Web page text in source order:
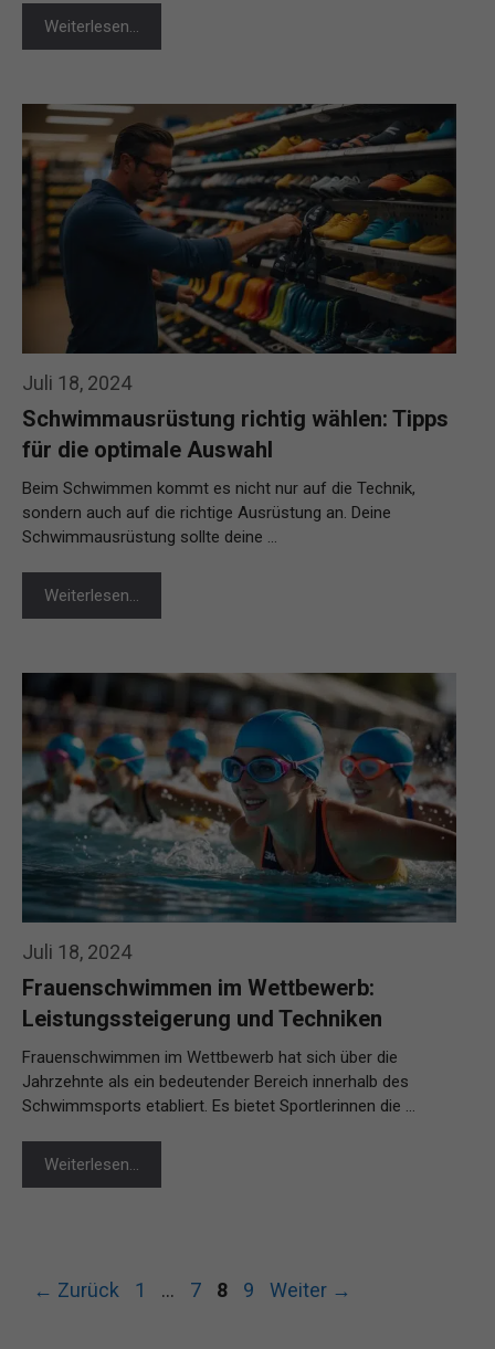
Weiterlesen…
Juli 18, 2024
Schwimmausrüstung richtig wählen: Tipps
für die optimale Auswahl
Beim Schwimmen kommt es nicht nur auf die Technik,
sondern auch auf die richtige Ausrüstung an. Deine
Schwimmausrüstung sollte deine …
Weiterlesen…
Juli 18, 2024
Frauenschwimmen im Wettbewerb:
Leistungssteigerung und Techniken
Frauenschwimmen im Wettbewerb hat sich über die
Jahrzehnte als ein bedeutender Bereich innerhalb des
Schwimmsports etabliert. Es bietet Sportlerinnen die …
Weiterlesen…
← Zurück Seite
1 … Seite
7 Seite
8 Seite
9 Weiter →